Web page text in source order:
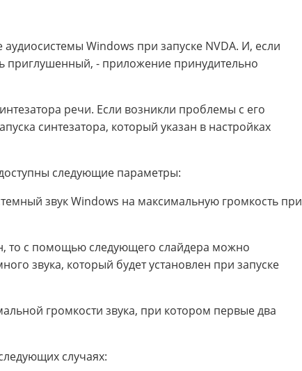
Windows при запуске NVDA. И, если
приглушенный, - приложение принудительно
речи. Если возникли проблемы с его
синтезатора, который указан в настройках
следующие параметры:
звук Windows на максимальную громкость при
то с помощью следующего слайдера можно
звука, который будет установлен при запуске
громкости звука, при котором первые два
случаях: